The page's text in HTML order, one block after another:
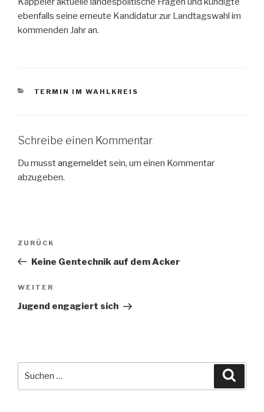
ebenfalls seine erneute Kandidatur zur Landtagswahl im
kommenden Jahr an.
KATEGORIEN
TERMIN IM WAHLKREIS
Schreibe einen Kommentar
Du musstangemeldetsein, um einen Kommentar
abzugeben.
Beitragsnavigation
Vorheriger
Beitrag
ZURÜCK
Keine Gentechnik auf dem Acker
Nächster
Beitrag
WEITER
Jugend engagiert sich